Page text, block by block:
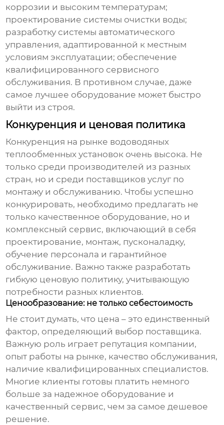
коррозии и высоким температурам;
проектирование системы очистки воды;
разработку системы автоматического
управления, адаптированной к местным
условиям эксплуатации; обеспечение
квалифицированного сервисного
обслуживания. В противном случае, даже
самое лучшее оборудование может быстро
выйти из строя.
Конкуренция и ценовая политика
Конкуренция на рынке водоводяных
теплообменных установок очень высока. Не
только среди производителей из разных
стран, но и среди поставщиков услуг по
монтажу и обслуживанию. Чтобы успешно
конкурировать, необходимо предлагать не
только качественное оборудование, но и
комплексный сервис, включающий в себя
проектирование, монтаж, пусконаладку,
обучение персонала и гарантийное
обслуживание. Важно также разработать
гибкую ценовую политику, учитывающую
потребности разных клиентов.
Ценообразование: не только себестоимость
Не стоит думать, что цена – это единственный
фактор, определяющий выбор поставщика.
Важную роль играет репутация компании,
опыт работы на рынке, качество обслуживания,
наличие квалифицированных специалистов.
Многие клиенты готовы платить немного
больше за надежное оборудование и
качественный сервис, чем за самое дешевое
решение.